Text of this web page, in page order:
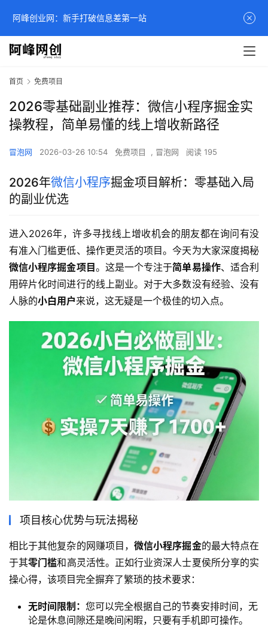
首页 免费项目
2026零基础副业推荐：微信小程序掘金实
操教程，简单易懂的线上增收新路径
冒泡网 2026-03-26 10:54 免费项目 , 冒泡网 阅读 195
2026年微信小程序掘金项目解析：零基础入局
的副业优选
进入2026年，许多寻找线上增收机会的朋友都在询问有没
有准入门槛更低、操作更灵活的项目。今天为大家深度揭秘
微信小程序掘金项目 。这是一个专注于简单易操作、适合利
用碎片化时间进行的线上副业。对于大多数没有经验、没有
人脉的小白用户来说，这无疑是一个极佳的切入点。
项目核心优势与玩法揭秘
相比于其他复杂的网赚项目，微信小程序掘金的最大特点在
于其零门槛和高灵活性。正如行业资深人士夏侯所分享的实
操心得，该项目完全摒弃了繁琐的技术要求：
无时间限制： 您可以完全根据自己的节奏安排时间，无
论是休息间隙还是晚间闲暇，只要有手机即可操作。
阿峰创业网：新手打破信息差第一站